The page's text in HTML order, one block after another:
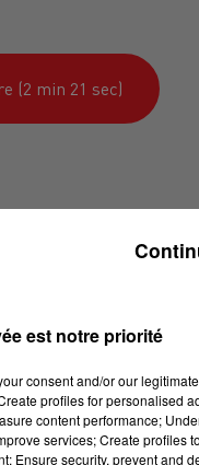
(2 min 21 sec)
est notre priorité
consent and/or our
profiles for personalised
content performance;
services; Create profiles
Ensure security, prevent and